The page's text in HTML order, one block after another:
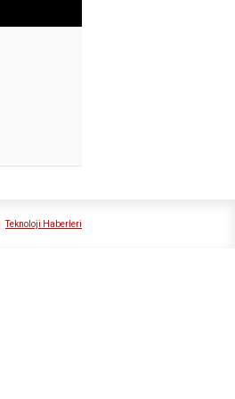
Teknoloji Haberleri